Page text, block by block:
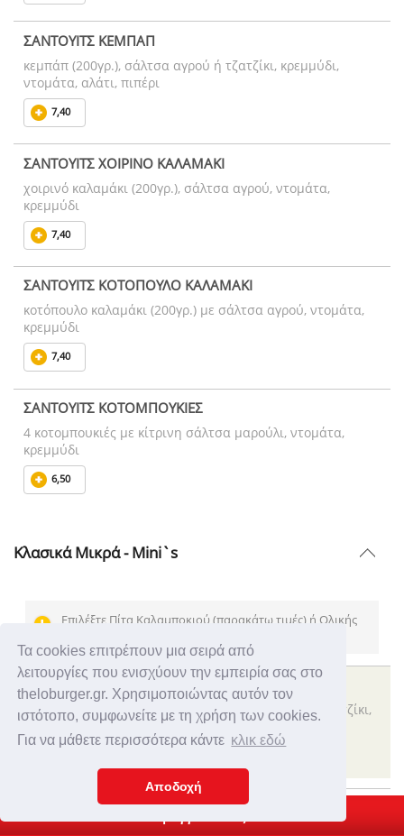
Τα cookies επιτρέπουν μια σειρά από
λειτουργίες που ενισχύουν την εμπειρία σας στο
theloburger.gr. Χρησιμοποιώντας αυτόν τον
ιστότοπο, συμφωνείτε με τη χρήση των cookies.
Για να μάθετε περισσότερα κάντε κλικ εδώ
Αποδοχή
ΣΑΝΤΟΥΙΤΣ ΚΕΜΠΑΠ
κεμπάπ (200γρ.), σάλτσα αγρού ή τζατζίκι, κρεμμύδι,
ντομάτα, αλάτι, πιπέρι
7,40
ΣΑΝΤΟΥΙΤΣ ΧΟΙΡΙΝΟ ΚΑΛΑΜΑΚΙ
χοιρινό καλαμάκι (200γρ.), σάλτσα αγρού, ντομάτα,
κρεμμύδι
7,40
ΣΑΝΤΟΥΙΤΣ ΚΟΤΟΠΟΥΛΟ ΚΑΛΑΜΑΚΙ
κοτόπουλο καλαμάκι (200γρ.) με σάλτσα αγρού, ντομάτα,
κρεμμύδι
7,40
ΣΑΝΤΟΥΙΤΣ ΚΟΤΟΜΠΟΥΚΙΕΣ
4 κοτομπουκιές με κίτρινη σάλτσα μαρούλι, ντομάτα,
κρεμμύδι
6,50
Κλασικά Μικρά - Mini`s
Επιλέξτε Πίτα Καλαμποκιού (παρακάτω τιμές) ή Ολικής
ΣΟΥΒΛΑΚΙ ΚΟΤΟΠΟΥΛΟ
φιλέτο στήθος κοτόπουλο 60γρ., σάλτσα αγρού ή τζατζίκι,
κρεμμύδι, ντομάτα
ΣΟΥΒΛΑΚΙ ΜΠΙΦΤΕΚΙ
μπιφτέκι, σάλτσα αγρού ή τζατζίκι, κρεμμύδι, ντομάτα